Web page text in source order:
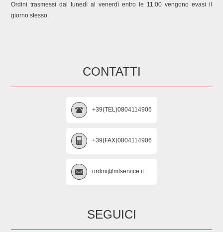
Ordini trasmessi dal lunedì al venerdì entro le 11:00 vengono evasi il
giorno stesso.
CONTATTI
+39(TEL)0804114906
+39(FAX)0804114906
ordini@mlservice.it
SEGUICI